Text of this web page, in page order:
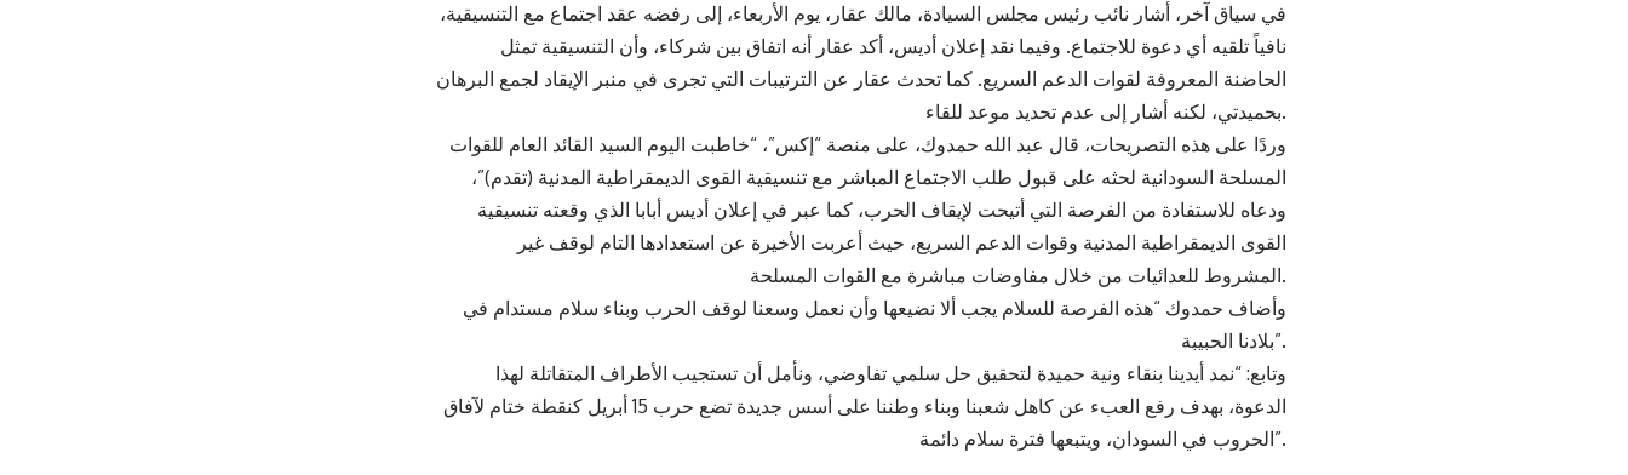
في سياق آخر، أشار نائب رئيس مجلس السيادة، مالك عقار، يوم الأربعاء، إلى رفضه عقد اجتماع مع التنسيقية،
نافياً تلقيه أي دعوة للاجتماع. وفيما نقد إعلان أديس، أكد عقار أنه اتفاق بين شركاء، وأن التنسيقية تمثل
الحاضنة المعروفة لقوات الدعم السريع. كما تحدث عقار عن الترتيبات التي تجرى في منبر الإيقاد لجمع البرهان
بحميدتي، لكنه أشار إلى عدم تحديد موعد للقاء.
وردًا على هذه التصريحات، قال عبد الله حمدوك، على منصة “إكس”، “خاطبت اليوم السيد القائد العام للقوات
المسلحة السودانية لحثه على قبول طلب الاجتماع المباشر مع تنسيقية القوى الديمقراطية المدنية (تقدم)”،
ودعاه للاستفادة من الفرصة التي أتيحت لإيقاف الحرب، كما عبر في إعلان أديس أبابا الذي وقعته تنسيقية
القوى الديمقراطية المدنية وقوات الدعم السريع، حيث أعربت الأخيرة عن استعدادها التام لوقف غير
المشروط للعدائيات من خلال مفاوضات مباشرة مع القوات المسلحة.
وأضاف حمدوك “هذه الفرصة للسلام يجب ألا نضيعها وأن نعمل وسعنا لوقف الحرب وبناء سلام مستدام في
بلادنا الحبيبة”.
وتابع: “نمد أيدينا بنقاء ونية حميدة لتحقيق حل سلمي تفاوضي، ونأمل أن تستجيب الأطراف المتقاتلة لهذا
الدعوة، بهدف رفع العبء عن كاهل شعبنا وبناء وطننا على أسس جديدة تضع حرب 15 أبريل كنقطة ختام لآفاق
الحروب في السودان، ويتبعها فترة سلام دائمة”.